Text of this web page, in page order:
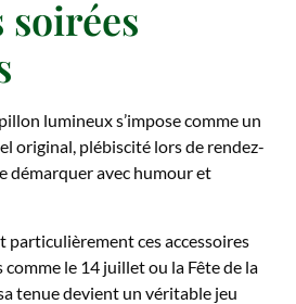
soirées
lumineux s’impose comme un
original, plébiscité lors de rendez-
démarquer avec humour et
particulièrement ces accessoires
le 14 juillet ou la Fête de la
tenue devient un véritable jeu